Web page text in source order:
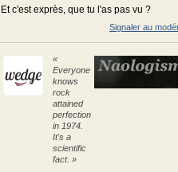
Et c'est exprès, que tu l'as pas vu ?
Signaler au
«
Everyone
knows
rock
attained
perfection
in 1974.
It's a
scientific
fact. »